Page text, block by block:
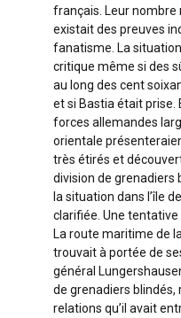
français. Leur nombre
existait des preuves
fanatisme. La
critique même si des
au long des cent
et si Bastia était prise.
forces allemandes
orientale
très étirés et
division de
la situation dans l’île
clarifiée. Une tentative
La route maritime de
trouvait à portée de
général
de grenadiers blindés,
relations qu’il avait